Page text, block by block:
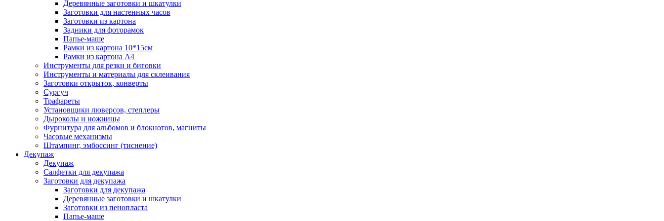
Деревянные заготовки и шкатулки
Заготовки для настенных часов
Заготовки из картона
Задники для фоторамок
Папье-маше
Рамки из картона 10*15см
Рамки из картона А4
Инструменты для резки и биговки
Инструменты и материалы для склеивания
Заготовки открыток, конверты
Сургуч
Трафареты
Установщики люверсов, степлеры
Дыроколы и ножницы
Фурнитура для альбомов и блокнотов, магниты
Часовые механизмы
Штампинг, эмбоссинг (тиснение)
Декупаж
Декупаж
Салфетки для декупажа
Заготовки для декупажа
Заготовки для декупажа
Деревянные заготовки и шкатулки
Заготовки из пенопласта
Папье-маше